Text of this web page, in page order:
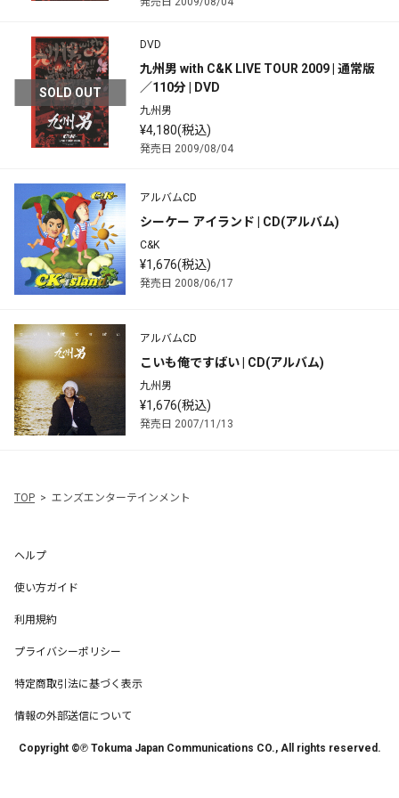
SOLD OUT
DVD
九州男 with C&K LIVE TOUR 2009 | 通常版
／110分 | DVD
九州男
¥4,180(税込)
発売日 2009/08/04
アルバムCD
シーケー アイランド | CD(アルバム)
C&K
¥1,676(税込)
発売日 2008/06/17
アルバムCD
こいも俺ですばい | CD(アルバム)
九州男
¥1,676(税込)
発売日 2007/11/13
TOP エンズエンターテインメント
ヘルプ
使い方ガイド
利用規約
プライバシーポリシー
特定商取引法に基づく表示
情報の外部送信について
Copyright ©℗ Tokuma Japan Communications CO., All rights reserved.